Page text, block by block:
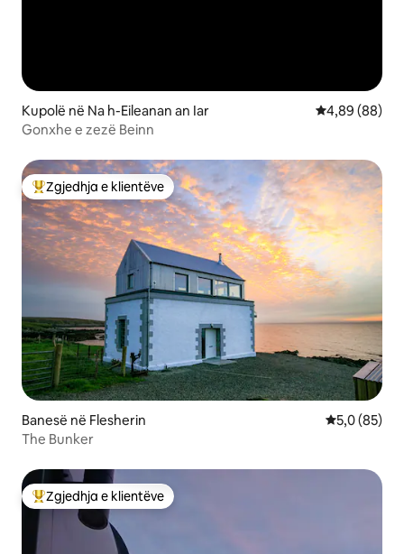
Kupolë në Na h-Eileanan an Iar Vlerësimi
4,89 (88)
Gonxhe e zezë Beinn
Më të mirat e zgjedhjeve të klientëve
Zgjedhja e klientëve
Banesë në Flesherin Vlerësimi
5,0 (85)
The Bunker
Më të mirat e zgjedhjeve të klientëve
Zgjedhja e klientëve